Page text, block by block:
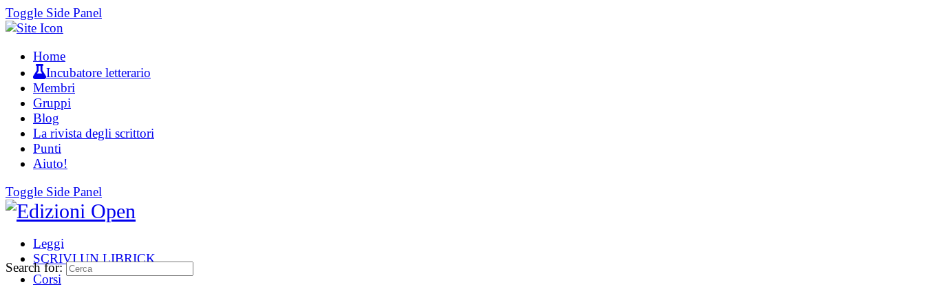
Toggle Side Panel
Home
Incubatore letterario
Membri
Gruppi
Blog
La rivista degli scrittori
Punti
Aiuto!
Toggle Side Panel
Leggi
SCRIVI UN LIBRICK
Corsi
Search for: